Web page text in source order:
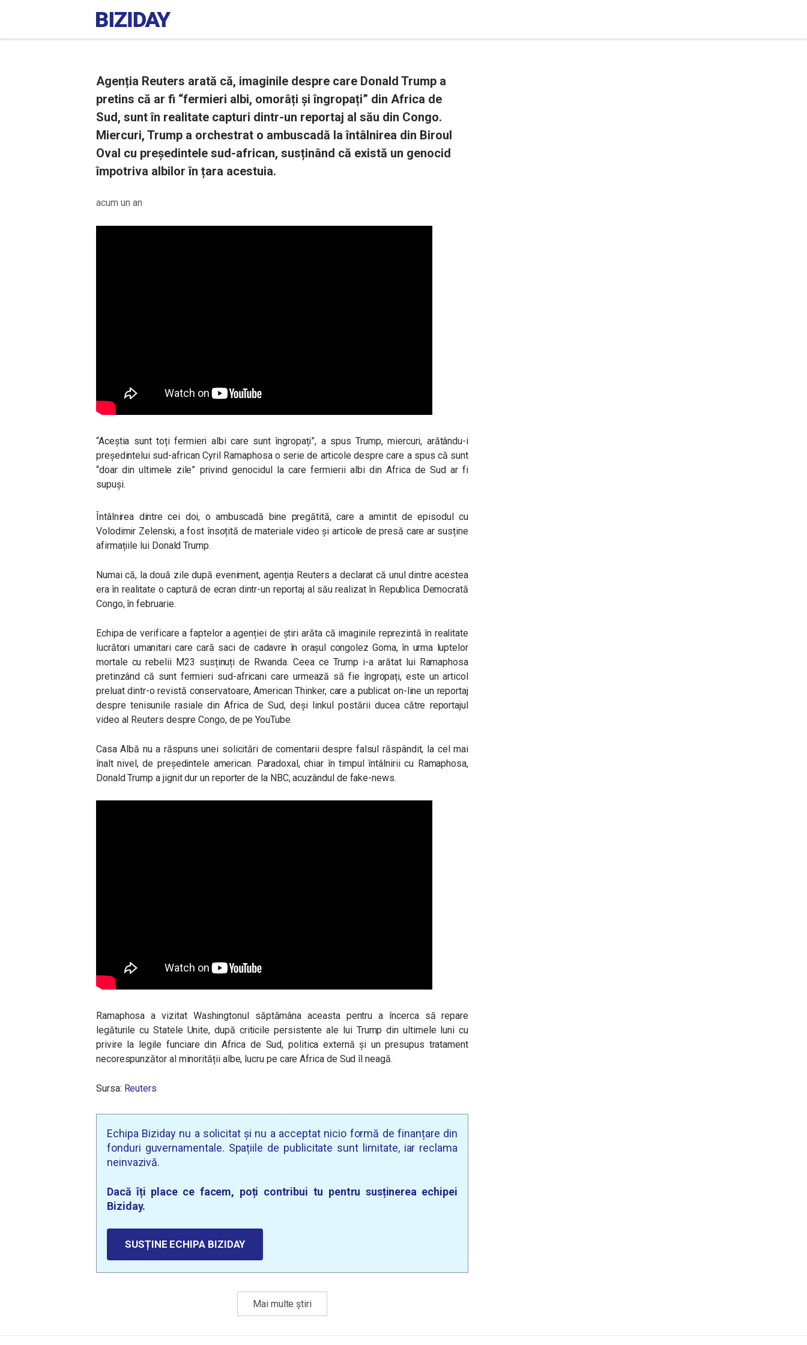
Agenția Reuters arată că, imaginile despre care Donald Trump a
pretins că ar fi “fermieri albi, omorâți și îngropați” din Africa de
Sud, sunt în realitate capturi dintr-un reportaj al său din Congo.
Miercuri, Trump a orchestrat o ambuscadă la întâlnirea din Biroul
Oval cu președintele sud-african, susținând că există un genocid
împotriva albilor în țara acestuia.
acum un an
“Aceștia sunt toți fermieri albi care sunt îngropați”, a spus Trump, miercuri, arătându-i
președintelui sud-african Cyril Ramaphosa o serie de articole despre care a spus că sunt
“doar din ultimele zile” privind genocidul la care fermierii albi din Africa de Sud ar fi
supuși.
Întâlnirea dintre cei doi, o ambuscadă bine pregătită, care a amintit de episodul cu
Volodimir Zelenski, a fost însoțită de materiale video și articole de presă care ar susține
afirmațiile lui Donald Trump.
Numai că, la două zile după eveniment, agenția Reuters a declarat că unul dintre acestea
era în realitate o captură de ecran dintr-un reportaj al său realizat în Republica Democrată
Congo, în februarie.
Echipa de verificare a faptelor a agenției de știri arăta că imaginile reprezintă în realitate
lucrători umanitari care cară saci de cadavre în orașul congolez Goma, în urma luptelor
mortale cu rebelii M23 susținuți de Rwanda. Ceea ce Trump i-a arătat lui Ramaphosa
pretinzând că sunt fermieri sud-africani care urmează să fie îngropați, este un articol
preluat dintr-o revistă conservatoare, American Thinker, care a publicat on-line un reportaj
despre tenisunile rasiale din Africa de Sud, deși linkul postării ducea către reportajul
video al Reuters despre Congo, de pe YouTube.
Casa Albă nu a răspuns unei solicitări de comentarii despre falsul răspândit, la cel mai
înalt nivel, de președintele american. Paradoxal, chiar în timpul întâlnirii cu Ramaphosa,
Donald Trump a jignit dur un reporter de la NBC, acuzândul de fake-news.
Ramaphosa a vizitat Washingtonul săptămâna aceasta pentru a încerca să repare
legăturile cu Statele Unite, după criticile persistente ale lui Trump din ultimele luni cu
privire la legile funciare din Africa de Sud, politica externă și un presupus tratament
necorespunzător al minorității albe, lucru pe care Africa de Sud îl neagă.
Sursa: Reuters
Echipa Biziday nu a solicitat și nu a acceptat nicio formă de finanțare din
fonduri guvernamentale. Spațiile de publicitate sunt limitate, iar reclama
neinvazivă.
Dacă îți place ce facem, poți contribui tu pentru susținerea echipei
Biziday.
SUSȚINE ECHIPA BIZIDAY
Mai multe știri